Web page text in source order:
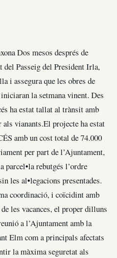
Dos mesos després de
del Passeig del President Irla,
i assegura que les obres de
la setmana vinent. Des
ha estat tallat al trànsit amb
vianants.El projecte ha estat
amb un cost total de 74.000
per part de l’Ajuntament,
parcel•la rebutgés l’ordre
les al•legacions presentades.
coordinació, i coïcidint amb
les vacances, el proper dilluns
a l’Ajuntament amb la
Elm com a principals afectats
la màxima seguretat als